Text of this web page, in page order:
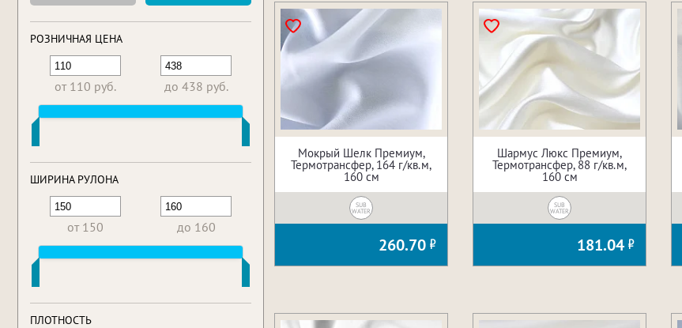
РОЗНИЧНАЯ ЦЕНА
от 110 руб. до 438 руб.
ШИРИНА РУЛОНА
от 150 до 160
ПЛОТНОСТЬ
Мокрый Шелк Премиум,
Термотрансфер, 164 г/кв.м,
160 см
SUB
WATER
260.70
Шармус Люкс Премиум,
Термотрансфер, 88 г/кв.м,
160 см
SUB
WATER
181.04